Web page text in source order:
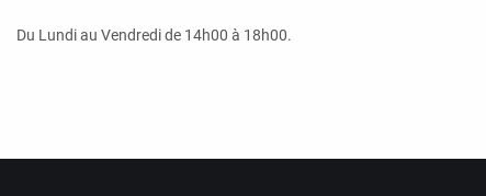
Du Lundi au Vendredi de 14h00 à 18h00.